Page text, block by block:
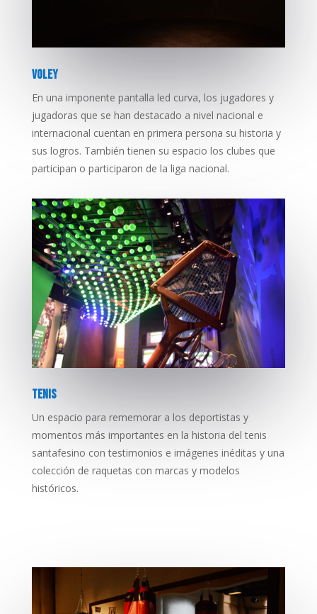
VOLEY
En una imponente pantalla led curva, los jugadores y
jugadoras que se han destacado a nivel nacional e
internacional cuentan en primera persona su historia y
sus logros. También tienen su espacio los clubes que
participan o participaron de la liga nacional.
TENIS
Un espacio para rememorar a los deportistas y
momentos más importantes en la historia del tenis
santafesino con testimonios e imágenes inéditas y una
colección de raquetas con marcas y modelos
históricos.